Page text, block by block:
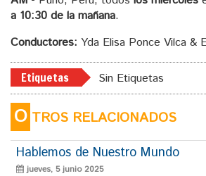
a 10:30 de la mañana.
Conductores: Yda Elisa Ponce Vilca &
Etiquetas Sin Etiquetas
O TROS RELACIONADOS
Hablemos de Nuestro Mundo
jueves, 5 junio 2025